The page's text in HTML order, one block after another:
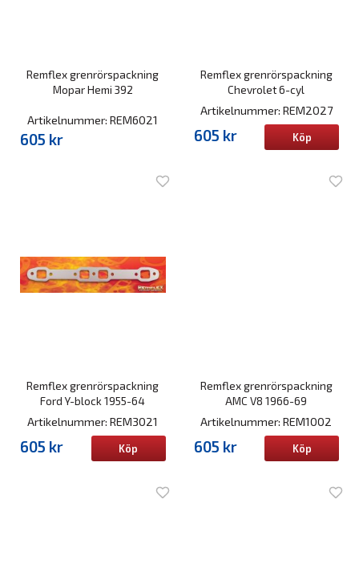
Remflex grenrörspackning
Mopar Hemi 392
Artikelnummer: REM6021
605 kr
Remflex grenrörspackning
Chevrolet 6-cyl
Artikelnummer: REM2027
605 kr Köp
Remflex grenrörspackning
Ford Y-block 1955-64
Artikelnummer: REM3021
605 kr Köp
Remflex grenrörspackning
AMC V8 1966-69
Artikelnummer: REM1002
605 kr Köp